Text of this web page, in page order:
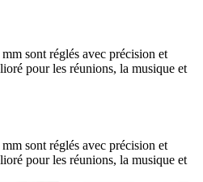
sont réglés avec précision et
pour les réunions, la musique et
sont réglés avec précision et
pour les réunions, la musique et